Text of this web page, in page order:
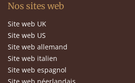
Nos sites web
Site web UK
Site web US
Site web allemand
Site web italien
Site web espagnol